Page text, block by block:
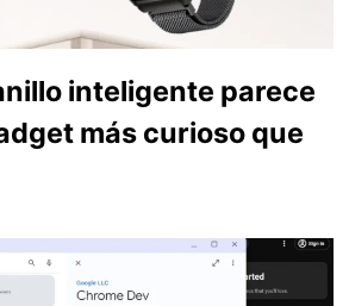
inteligente parece
más curioso que